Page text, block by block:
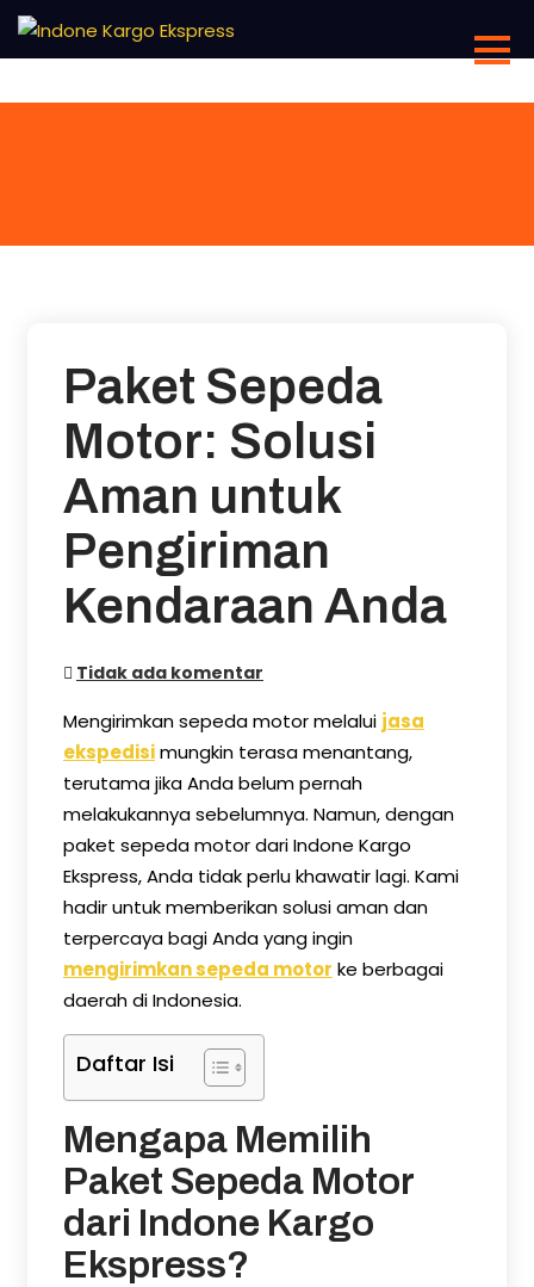
Skip
Paket Sepeda
Motor: Solusi
Aman untuk
Pengiriman
Kendaraan Anda
Tidak ada komentar
Mengirimkan sepeda motor melalui jasa
ekspedisimungkin terasa menantang,
terutama jika Anda belum pernah
melakukannya sebelumnya. Namun, dengan
paket sepeda motor dari Indone Kargo
Ekspress, Anda tidak perlu khawatir lagi. Kami
hadir untuk memberikan solusi aman dan
terpercaya bagi Anda yang ingin
mengirimkan sepeda motor ke berbagai
daerah di Indonesia.
Daftar Isi
Mengapa Memilih
Paket Sepeda Motor
dari Indone Kargo
Ekspress?